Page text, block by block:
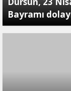
Bayramı